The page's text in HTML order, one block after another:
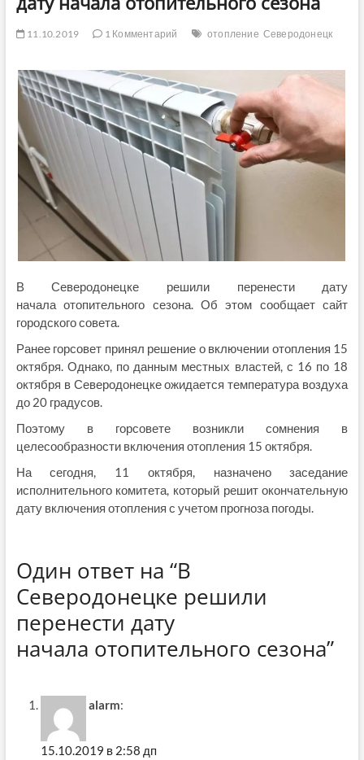
11.10.2019 1 Комментарий отопление Северодонецк
В Северодонецке решили перенести дату
начала отопительного сезона. Об этом сообщает сайт
городского совета.
Ранее горсовет принял решение о включении отопления 15
октября. Однако, по данным местных властей, с 16 по 18
октября в Северодонецке ожидается температура воздуха
до 20 градусов.
Поэтому в горсовете возникли сомнения в
целесообразности включения отопления 15 октября.
На сегодня, 11 октября, назначено заседание
исполнительного комитета, который решит окончательную
дату включения отопления с учетом прогноза погоды.
Один ответ на “В
Северодонецке решили
перенести дату
начала отопительного сезона”
alarm:
15.10.2019 в 2:58 дп